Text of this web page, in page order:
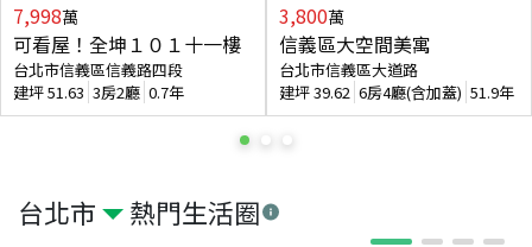
台北市 熱門生活圈
7,998萬
可看屋！全坤１０１十一樓
台北市信義區信義路四段
建坪51.63 3房2廳 0.7年
3,800萬
信義區大空間美寓
台北市信義區大道路
建坪39.62 6房4廳(含加蓋) 51.9年